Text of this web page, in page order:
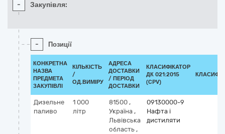
- Закупівля:
- Позиції
КОНКРЕТНА
НАЗВА
ПРЕДМЕТА
ЗАКУПІВЛІ
КІЛЬКІСТЬ
/
ОД.ВИМІРУ
АДРЕСА
ДОСТАВКИ
/ ПЕРІОД
ДОСТАВКИ
КЛАСИФІКАТОР
ДК 021:2015
(CPV)
Дизельне
паливо
1 000
літр
81500 ,
Україна ,
Львівська
область ,
09130000-9
Нафта і
дистиляти